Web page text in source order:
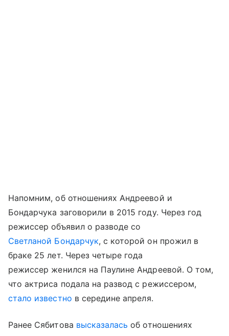
Напомним, об отношениях Андреевой и
Бондарчука заговорили в 2015 году. Через год
режиссер объявил о разводе со
Светланой Бондарчук, с которой он прожил в
браке 25 лет. Через четыре года
режиссер женился на Паулине Андреевой. О том,
что актриса подала на развод с режиссером,
стало известно в середине апреля.
Ранее Сябитова высказалась об отношениях